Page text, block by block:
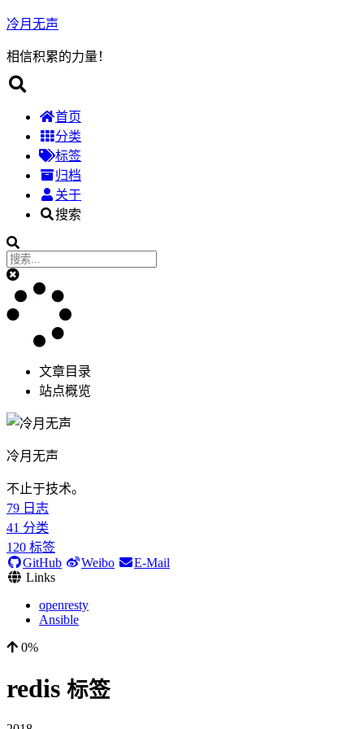
冷月无声
相信积累的力量！
首页
分类
标签
归档
关于
搜索
文章目录
站点概览
冷月无声
不止于技术。
79 日志
41 分类
120 标签
GitHub
Weibo
E-Mail
Links
openresty
Ansible
0%
redis 标签